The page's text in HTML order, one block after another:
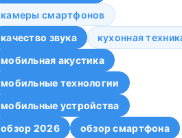
камеры смартфонов
качество звука
кухонная
мобильная акустика
мобильные технологии
мобильные устройства
обзор 2026
обзор смартфона